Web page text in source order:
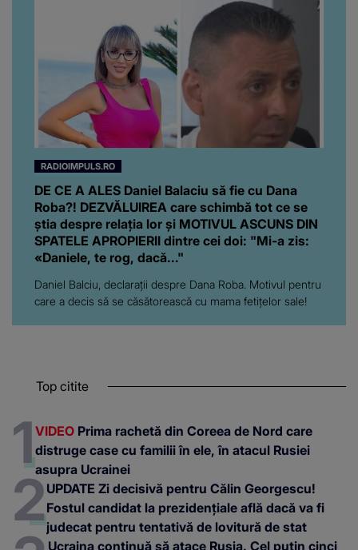
RADIOIMPULS.RO
DE CE A ALES Daniel Balaciu să fie cu Dana
Roba?! DEZVĂLUIREA care schimbă tot ce se
știa despre relația lor și MOTIVUL ASCUNS DIN
SPATELE APROPIERII dintre cei doi: "Mi-a zis:
«Daniele, te rog, dacă..."
Daniel Balciu, declarații despre Dana Roba. Motivul pentru
care a decis să se căsătorească cu mama fetițelor sale!
Top citite
VIDEO Prima rachetă din Coreea de Nord care
distruge case cu familii în ele, în atacul Rusiei
asupra Ucrainei
UPDATE Zi decisivă pentru Călin Georgescu!
Fostul candidat la prezidențiale află dacă va fi
judecat pentru tentativă de lovitură de stat
Ucraina continuă să atace Rusia. Cel puțin cinci